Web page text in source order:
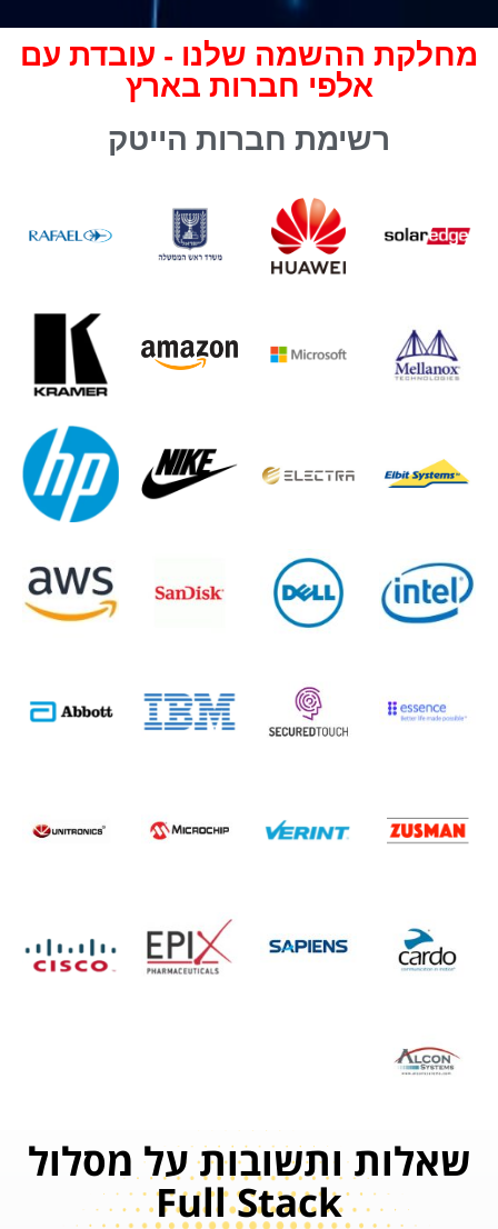
מחלקת ההשמה שלנו - עובדת עם
אלפי חברות בארץ
רשימת חברות הייטק
שאלות ותשובות על מסלול
Full Stack​​